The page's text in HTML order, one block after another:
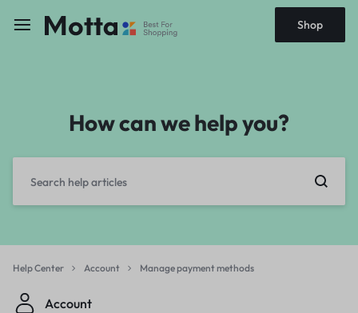
Shop
How can we help you?
Help Center Account Manage payment methods
Account